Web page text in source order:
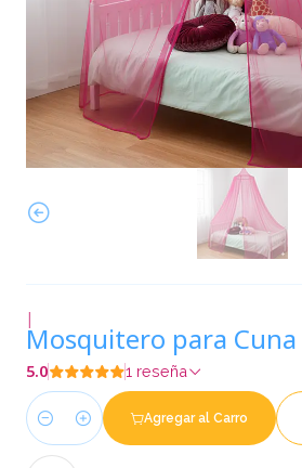
|
Mosquitero para Cuna
5.0 1 reseña
Cantidad
Agregar al Carro